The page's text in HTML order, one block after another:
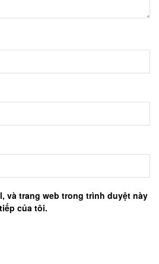
và trang web trong trình duyệt này
của tôi.